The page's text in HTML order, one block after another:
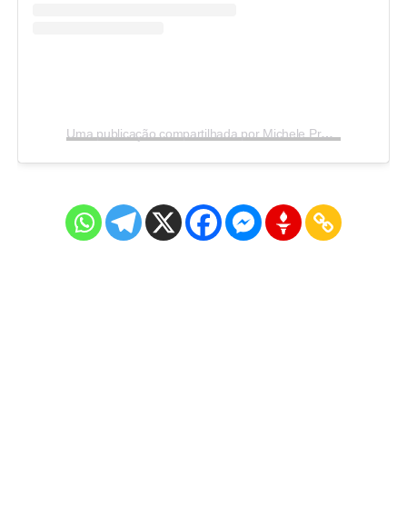
Uma publicação compartilhada por Michele Prado (@michele_prado_ba)